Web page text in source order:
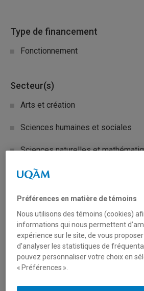
Type de financement
Fonctionnement
Secteur(s)
Arts et création
Sciences humaines et sociales
Sciences naturelles et
Les objectifs poursuivis par cet
suivants :
Encourager la coopération «
partenaires du Nunavik, du
nordiques.
Promouvoir le développement
Préférences en matière de témoins
Nous utilisons des témoins (cookies)
informations qui nous permettent
expérience sur le site, de vous
d’analyser les statistiques de
pouvez personnaliser votre choix en
« Préférences ».